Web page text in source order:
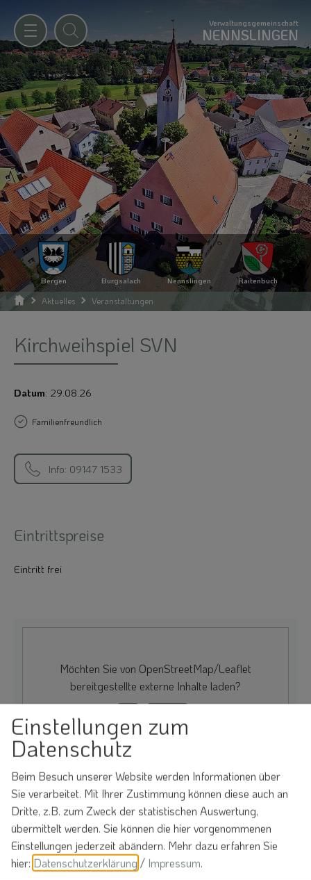
Verwaltungsgemeinschaft
NENNSLINGEN
Bergen Burgsalach Nennslingen Raitenbuch
Aktuelles Veranstaltungen
Kirchweihspiel SVN
Datum: 29.08.26
Familienfreundlich
Info: 09147 1533
Eintrittspreise
Eintritt frei
Möchten Sie von OpenStreetMap/Leaflet
bereitgestellte externe Inhalte laden?
Sportgelände des SV Nennslingen
Krohenlohweg 9
91790 Nennslingen
Einstellungen zum
Datenschutz
Beim Besuch unserer Website werden Informationen über
Sie verarbeitet. Mit Ihrer Zustimmung können diese auch an
Dritte, z.B. zum Zweck der statistischen Auswertung,
übermittelt werden. Sie können die hier vorgenommenen
Einstellungen jederzeit abändern. Mehr dazu erfahren Sie
hier: Datenschutzerklärung/ Impressum.